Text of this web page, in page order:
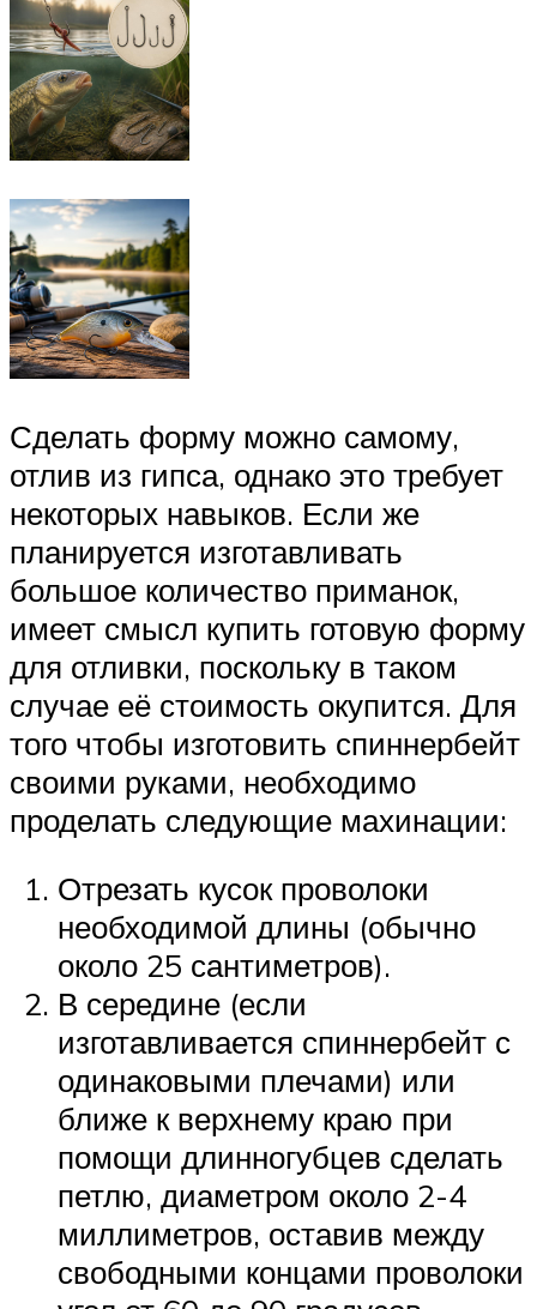
Сделать форму можно самому,
отлив из гипса, однако это требует
некоторых навыков. Если же
планируется изготавливать
большое количество приманок,
имеет смысл купить готовую форму
для отливки, поскольку в таком
случае её стоимость окупится. Для
того чтобы изготовить спиннербейт
своими руками, необходимо
проделать следующие махинации:
Отрезать кусок проволоки
необходимой длины (обычно
около 25 сантиметров).
В середине (если
изготавливается спиннербейт с
одинаковыми плечами) или
ближе к верхнему краю при
помощи длинногубцев сделать
петлю, диаметром около 2-4
миллиметров, оставив между
свободными концами проволоки